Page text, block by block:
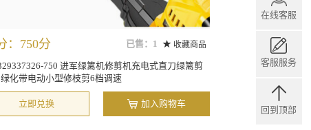
已售：1 收藏商品
：750分
750 进军绿篱机修剪机充电式直刀绿篱剪
化带电动小型修枝剪6档调速
立即兑换 加入购物车
在线客服
客服服务
回到顶部